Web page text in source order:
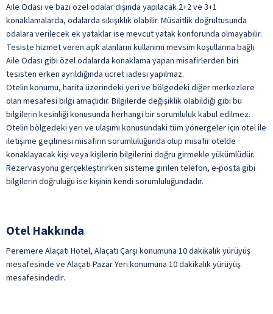
Aile Odası ve bazı özel odalar dışında yapılacak 2+2 ve 3+1
konaklamalarda, odalarda sıkışıklık olabilir. Müsaitlik doğrultusunda
odalara verilecek ek yataklar ise mevcut yatak konforunda olmayabilir.
Tesiste hizmet veren açık alanların kullanımı mevsim koşullarına bağlı.
Aile Odası gibi özel odalarda konaklama yapan misafirlerden biri
tesisten erken ayrıldığında ücret iadesi yapılmaz.
Otelin konumu, harita üzerindeki yeri ve bölgedeki diğer merkezlere
olan mesafesi bilgi amaçlıdır. Bilgilerde değişiklik olabildiği gibi bu
bilgilerin kesinliği konusunda herhangi bir sorumluluk kabul edilmez.
Otelin bölgedeki yeri ve ulaşımı konusundaki tüm yönergeler için otel ile
iletişime geçilmesi misafirin sorumluluğunda olup misafir otelde
konaklayacak kişi veya kişilerin bilgilerini doğru girmekle yükümlüdür.
Rezervasyonu gerçekleştirirken sisteme girilen telefon, e-posta gibi
bilgilerin doğruluğu ise kişinin kendi sorumluluğundadır.
Otel Hakkında
Peremere Alaçatı Hotel, Alaçatı Çarşı konumuna 10 dakikalık yürüyüş
mesafesinde ve Alaçatı Pazar Yeri konumuna 10 dakikalık yürüyüş
mesafesindedir.